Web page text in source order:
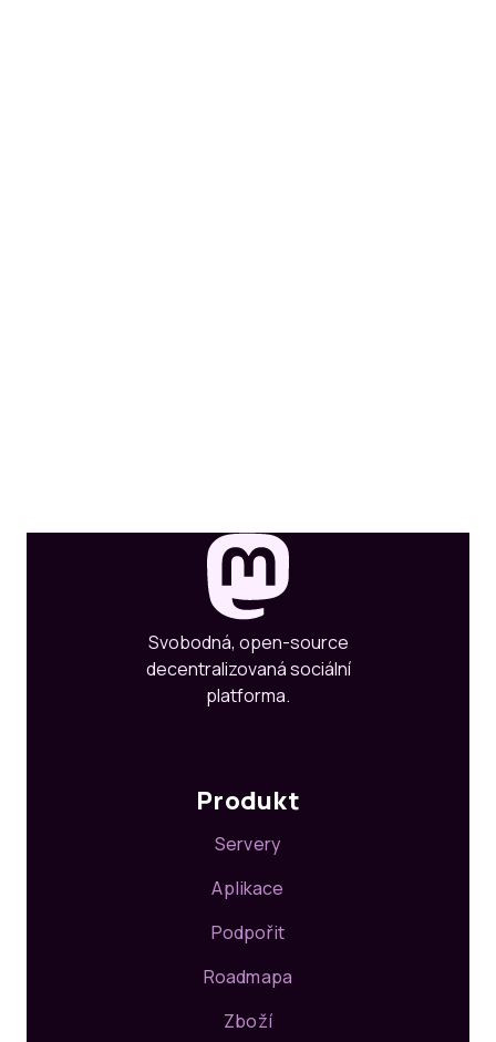
Svobodná, open-source
decentralizovaná sociální
platforma.
Produkt
Servery
Aplikace
Podpořit
Roadmapa
Zboží